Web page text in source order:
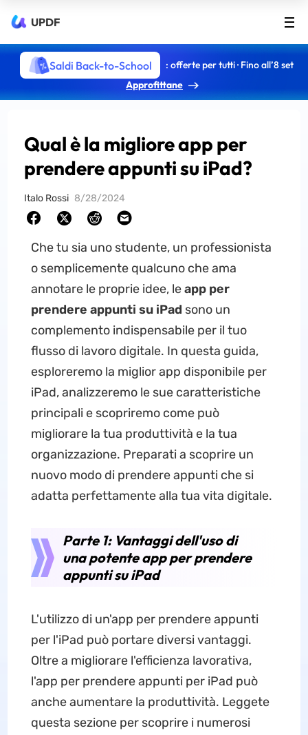
UPDF
Saldi Back-to-School
: offerte per tutti · Fino all’8 set
Approfittane
Qual è la migliore app per
prendere appunti su iPad?
Italo Rossi 8/28/2024
Che tu sia uno studente, un professionista
o semplicemente qualcuno che ama
annotare le proprie idee, leapp per
prendere appunti su iPad sono un
complemento indispensabile per il tuo
flusso di lavoro digitale. In questa guida,
esploreremo la miglior app disponibile per
iPad, analizzeremo le sue caratteristiche
principali e scopriremo come può
migliorare la tua produttività e la tua
organizzazione. Preparati a scoprire un
nuovo modo di prendere appunti che si
adatta perfettamente alla tua vita digitale.
Parte 1: Vantaggi dell'uso di
una potente app per prendere
appunti su iPad
L'utilizzo di un'app per prendere appunti
per l'iPad può portare diversi vantaggi.
Oltre a migliorare l'efficienza lavorativa,
l'app per prendere appunti per iPad può
anche aumentare la produttività. Leggete
questa sezione per scoprire i numerosi